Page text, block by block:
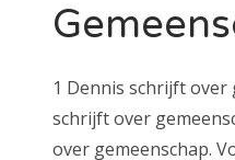
1 Dennis schrijft over
schrijft over
over gemeenschap.